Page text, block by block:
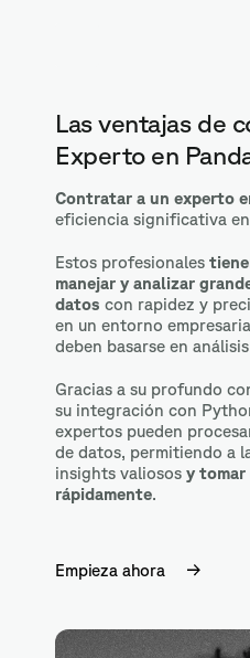
Las ventajas de
Experto en
Contratar a un experto
eficiencia significativa
Estos profesionales
manejar y analizar
datos con rapidez y
en un entorno
deben basarse en
Gracias a su profundo
su integración con
expertos pueden
de datos, permitiendo a
insights valiosos y tomar
rápidamente.
Empieza ahora